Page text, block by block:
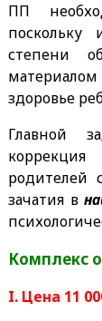
ПП
степени
материалом
здоровье
Главной
родителей
зачатия в
Комплекс
I. Цена 11